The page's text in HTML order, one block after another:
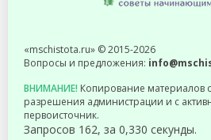
«mschistota.ru» © 2015-2026
Вопросы и предложения:
ВНИМАНИЕ! Копирование материалов
разрешения администрации и с
первоисточник.
Запросов 162, за 0,330 секунды.